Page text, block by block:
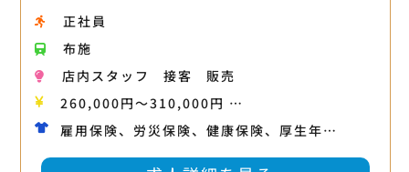
正社員
布施
店内スタッフ
接客
販売
260,000円〜310,000円 …
雇用保険、労災保険、健康保険、厚生年…